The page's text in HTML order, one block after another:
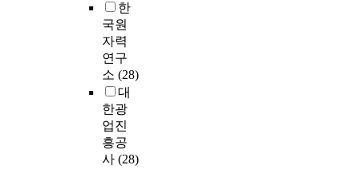
한
국원
자력
연구
소 (28)
대
한광
업진
흥공
사 (28)